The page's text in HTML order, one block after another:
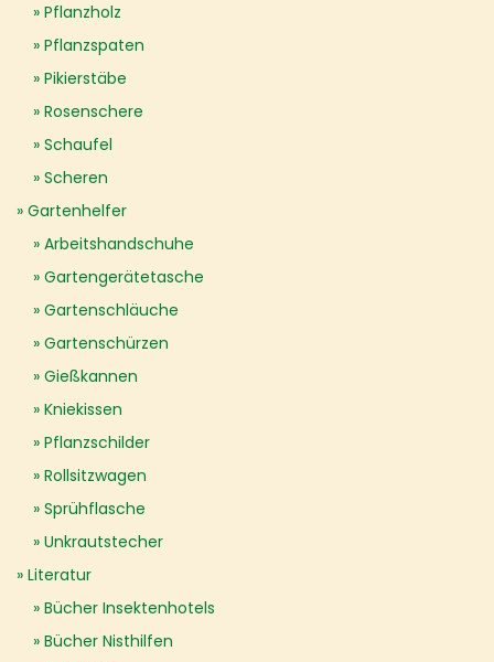
Pflanzholz
Pflanzspaten
Pikierstäbe
Rosenschere
Schaufel
Scheren
Gartenhelfer
Arbeitshandschuhe
Gartengerätetasche
Gartenschläuche
Gartenschürzen
Gießkannen
Kniekissen
Pflanzschilder
Rollsitzwagen
Sprühflasche
Unkrautstecher
Literatur
Bücher Insektenhotels
Bücher Nisthilfen